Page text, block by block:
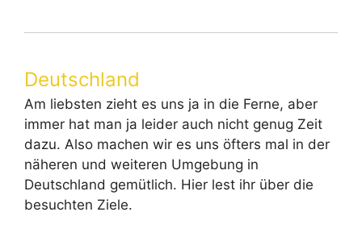
Deutschland
Am liebsten zieht es uns ja in die Ferne, aber
immer hat man ja leider auch nicht genug Zeit
dazu. Also machen wir es uns öfters mal in der
näheren und weiteren Umgebung in
Deutschland gemütlich. Hier lest ihr über die
besuchten Ziele.